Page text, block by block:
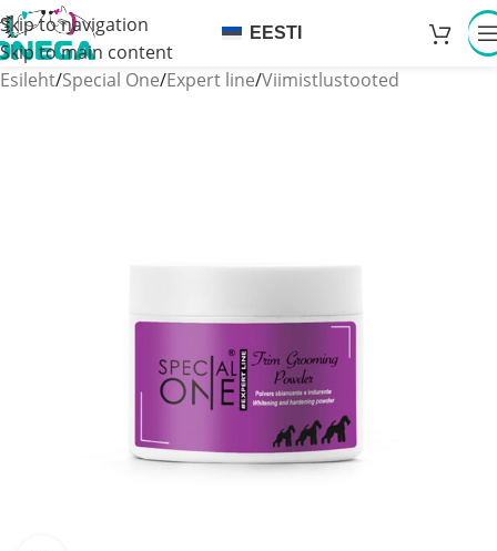
Skip to navigation
Skip to main content
EESTI
Esileht/Special One/Expert line/Viimistlustooted